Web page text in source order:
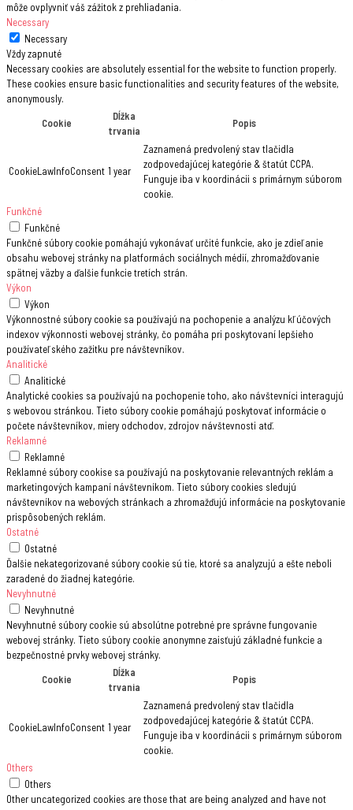
môže ovplyvniť váš zážitok z prehliadania.
Necessary
Necessary
Vždy zapnuté
Necessary cookies are absolutely essential for the website to function properly.
These cookies ensure basic functionalities and security features of the website,
anonymously.
Cookie
Dĺžka
trvania
Popis
CookieLawInfoConsent 1 year
Zaznamená predvolený stav tlačidla
zodpovedajúcej kategórie & štatút CCPA.
Funguje iba v koordinácii s primárnym súborom
cookie.
Funkčné
Funkčné
Funkčné súbory cookie pomáhajú vykonávať určité funkcie, ako je zdieľanie
obsahu webovej stránky na platformách sociálnych médií, zhromažďovanie
spätnej väzby a ďalšie funkcie tretích strán.
Výkon
Výkon
Výkonnostné súbory cookie sa používajú na pochopenie a analýzu kľúčových
indexov výkonnosti webovej stránky, čo pomáha pri poskytovaní lepšieho
používateľského zažitku pre návštevníkov.
Analitické
Analitické
Analytické cookies sa používajú na pochopenie toho, ako návštevníci interagujú
s webovou stránkou. Tieto súbory cookie pomáhajú poskytovať informácie o
počete návštevníkov, miery odchodov, zdrojov návštevnosti atď.
Reklamné
Reklamné
Reklamné súbory cookise sa používajú na poskytovanie relevantných reklám a
marketingových kampaní návštevníkom. Tieto súbory cookies sledujú
návštevníkov na webových stránkach a zhromažďujú informácie na poskytovanie
prispôsobených reklám.
Ostatné
Ostatné
Ďalšie nekategorizované súbory cookie sú tie, ktoré sa analyzujú a ešte neboli
zaradené do žiadnej kategórie.
Nevyhnutné
Nevyhnutné
Nevyhnutné súbory cookie sú absolútne potrebné pre správne fungovanie
webovej stránky. Tieto súbory cookie anonymne zaisťujú základné funkcie a
bezpečnostné prvky webovej stránky.
Cookie
Dĺžka
trvania
Popis
CookieLawInfoConsent 1 year
Zaznamená predvolený stav tlačidla
zodpovedajúcej kategórie & štatút CCPA.
Funguje iba v koordinácii s primárnym súborom
cookie.
Others
Others
Other uncategorized cookies are those that are being analyzed and have not